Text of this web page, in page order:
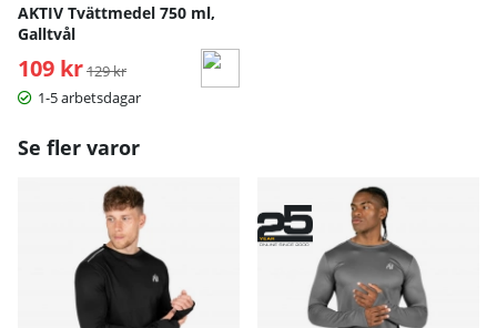
AKTIV Tvättmedel 750 ml,
Galltvål
109 kr Ordinarie pris:
129 kr
1-5 arbetsdagar
Se fler varor